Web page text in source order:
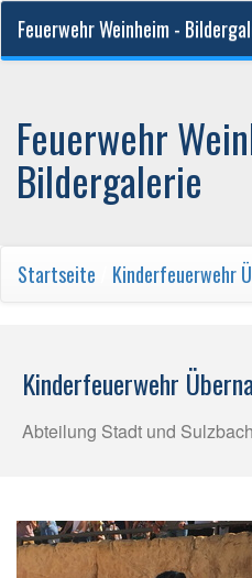
Feuerwehr Weinheim -
Feuerwehr
Bildergalerie
Startseite Kinderfeuerwehr
Kinderfeuerwehr
Abteilung Stadt und